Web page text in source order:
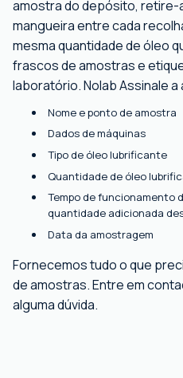
amostra do depósito, retire-
mangueira entre cada
mesma quantidade de óleo
frascos de amostras e
laboratório. Nolab Assinale a
Nome e ponto de amostra
Dados de máquinas
Tipo de óleo lubrificante
Quantidade de óleo
Tempo de funcionamento
quantidade adicionada
Data da amostragem
Fornecemos tudo o que
de amostras. Entre em
alguma dúvida.